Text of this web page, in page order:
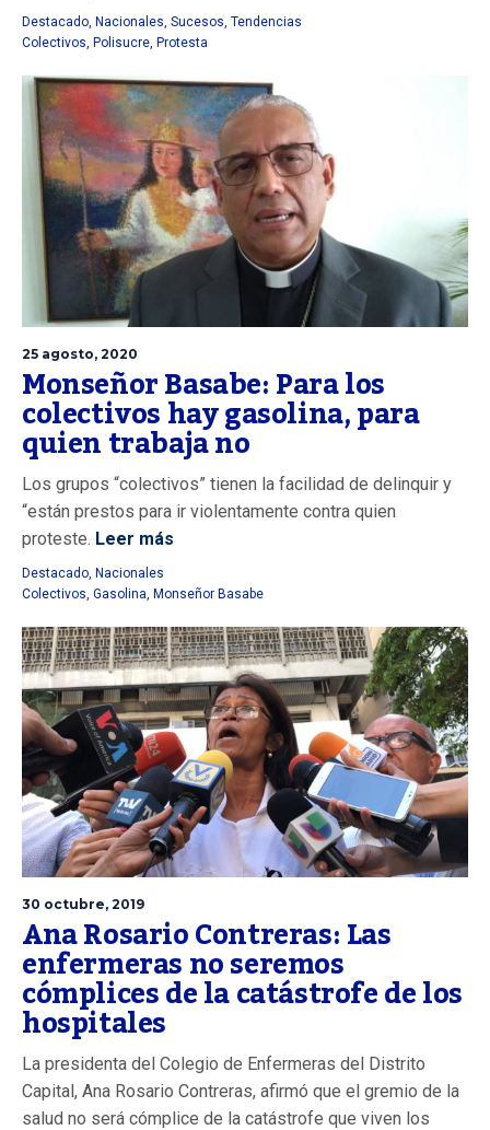
Destacado, Nacionales, Sucesos, Tendencias
Colectivos, Polisucre, Protesta
25 agosto, 2020
Monseñor Basabe: Para los
colectivos hay gasolina, para
quien trabaja no
Los grupos “colectivos” tienen la facilidad de delinquir y
“están prestos para ir violentamente contra quien
proteste. Leer más
Destacado Nacionales
Colectivos Gasolina Monseñor Basabe
30 octubre, 2019
Ana Rosario Contreras: Las
enfermeras no seremos
cómplices de la catástrofe de los
hospitales
La presidenta del Colegio de Enfermeras del Distrito
Capital, Ana Rosario Contreras, afirmó que el gremio de la
salud no será cómplice de la catástrofe que viven los